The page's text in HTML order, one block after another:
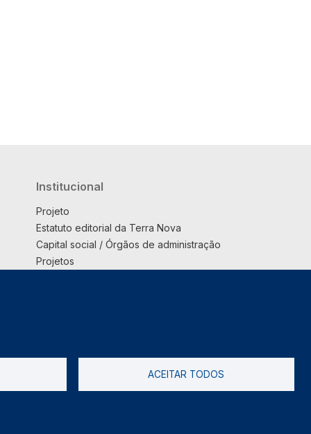
Institucional
Projeto
Estatuto editorial da Terra Nova
Capital social / Órgãos de administração
Projetos
ACEITAR TODOS